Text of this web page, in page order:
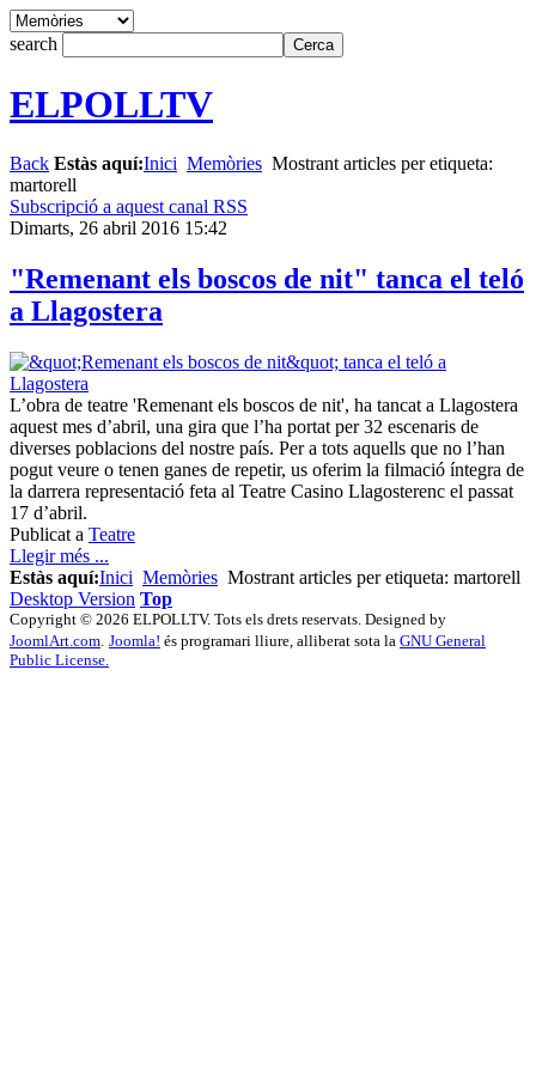
search
ELPOLLTV
Back Estàs aquí:Inici Memòries Mostrant articles per etiqueta:
martorell
Subscripció a aquest canal RSS
Dimarts, 26 abril 2016 15:42
"Remenant els boscos de nit" tanca el teló
a Llagostera
L’obra de teatre 'Remenant els boscos de nit', ha tancat a Llagostera
aquest mes d’abril, una gira que l’ha portat per 32 escenaris de
diverses poblacions del nostre país. Per a tots aquells que no l’han
pogut veure o tenen ganes de repetir, us oferim la filmació íntegra de
la darrera representació feta al Teatre Casino Llagosterenc el passat
17 d’abril.
Publicat a Teatre
Llegir més ...
Estàs aquí:Inici Memòries Mostrant articles per etiqueta: martorell
Desktop Version Top
Copyright © 2026 ELPOLLTV. Tots els drets reservats. Designed by
JoomlArt.com Joomla! és programari lliure, alliberat sota la GNU General
Public License.